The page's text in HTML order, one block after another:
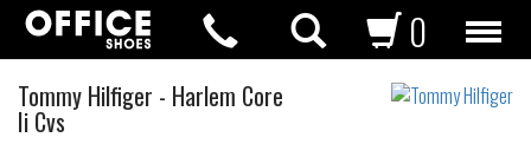
0
Tommy Hilfiger Plitke
- Harlem Core
Ii Cvs